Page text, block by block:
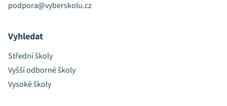
podpora@vyberskolu.cz
Vyhledat
Střední školy
Vyšší odborné školy
Vysoké školy